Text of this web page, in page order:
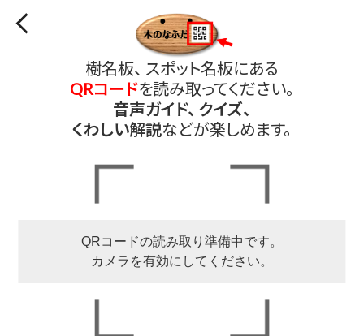
樹名板、 スポット名板にある
QRコードを読み取ってください。
音声ガイド、 クイズ、
くわしい解説などが楽しめます。
QRコードの読み取り準備中です。
カメラを有効にしてください。